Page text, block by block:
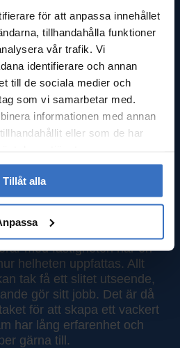
för att anpassa innehållet
tillhandahålla funktioner
vår trafik. Vi
identifierare och annan
till de sociala medier och
som vi samarbetar med.
informationen med annan
eller som de har
Tillåt alla
med fastigheten har en
helheten uppfattas. Allt
tak få ett slitet utseende,
gör sitt jobb. Det är då
för att skapa ett vackert
har lång erfarenhet och
gärna till.